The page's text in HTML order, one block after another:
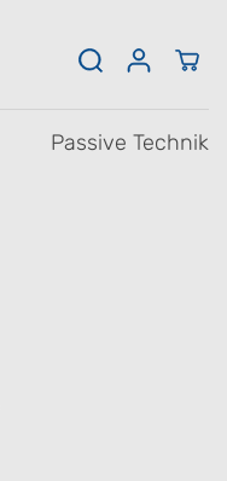
Passive Technik